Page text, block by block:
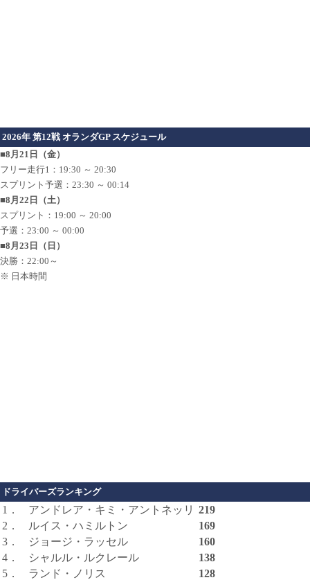
2026年 第12戦 オランダGP スケジュール
■8月21日（金）
フリー走行1：19:30 ～ 20:30
スプリント予選：23:30 ～ 00:14
■8月22日（土）
スプリント：19:00 ～ 20:00
予選：23:00 ～ 00:00
■8月23日（日）
決勝：22:00～
※ 日本時間
ドライバーズランキング
1． アンドレア・キミ・アントネッリ 219
2．
ルイス・ハミルトン
169
3．
ジョージ・ラッセル
160
4．
シャルル・ルクレール
138
5．
ランド・ノリス
128